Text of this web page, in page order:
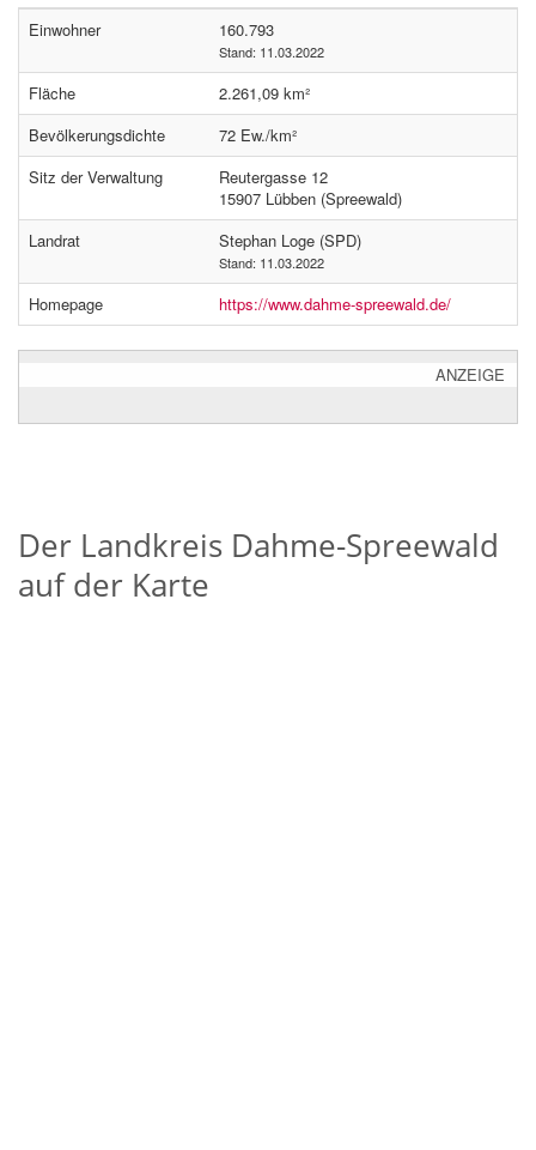
Einwohner 160.793
Stand: 11.03.2022
Fläche
2.261,09 km²
Bevölkerungsdichte
72 Ew./km²
Sitz der Verwaltung
Reutergasse 12
15907 Lübben (Spreewald)
Landrat
Stephan Loge (SPD)
Stand: 11.03.2022
Homepage https://www.dahme-spreewald.de/
ANZEIGE
Der Landkreis Dahme-Spreewald
auf der Karte